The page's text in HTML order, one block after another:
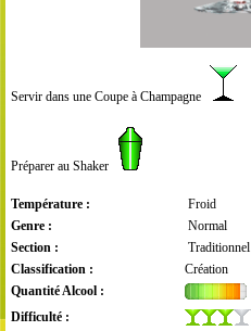
Servir dans une Coupe à Champagne
Préparer au Shaker
Température :
Froid
Genre :
Normal
Section :
Traditionnel
Classification :
Création
Quantité Alcool :
Difficulté :